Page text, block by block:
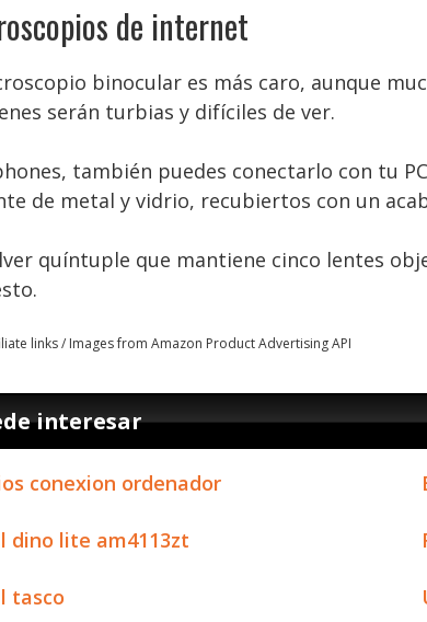
de internet
binocular es más caro, aunque
serán turbias y difíciles de ver.
también puedes conectarlo con tu
de metal y vidrio, recubiertos con un
quíntuple que mantiene cinco lentes
links / Images from Amazon Product Advertising API
interesar
conexion ordenador
dino lite am4113zt
tasco